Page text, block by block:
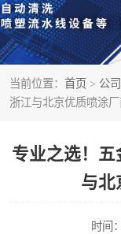
当前位置： 首页 > 公
浙江与北京优质喷涂
专业之选！
与北
时间